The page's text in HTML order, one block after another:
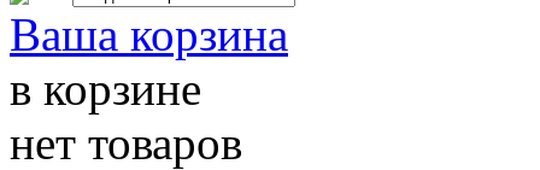
Ваша корзина
в корзине
нет товаров